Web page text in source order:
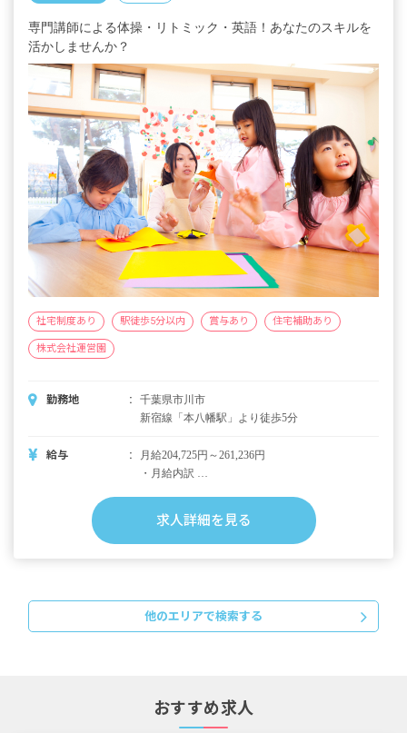
専門講師による体操・リトミック・英語！あなたのスキルを
活かしませんか？
社宅制度あり 駅徒歩5分以内 賞与あり 住宅補助あり
株式会社運営園
勤務地
千葉県市川市
新宿線「本八幡駅」より徒歩5分
給与
月給204,725円～261,236円
・月給内訳
・定期的に支給される手当
通勤手当 交通費全額支給（お車の場合はガソ
借上社宅家賃補助制度（最大75,000円補助・
お好きな物件選べます）
賞与あり 年2回
求人詳細を見る
他のエリアで検索する
おすすめ求人